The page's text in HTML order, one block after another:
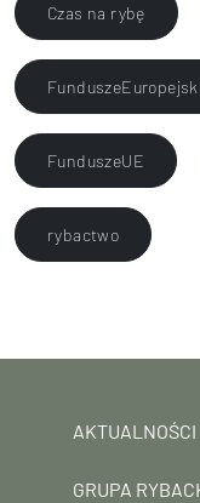
Czas na rybę
FunduszeUE
rybactwo
AKTUALNOŚCI
GRUPA